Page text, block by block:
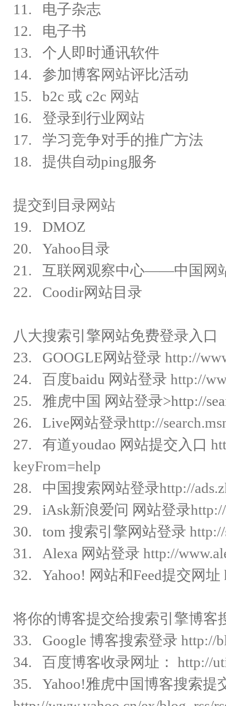
11. 电子杂志
12. 电子书
13. 个人即时通讯软件
14. 参加博客网站评比活动
15. b2c 或 c2c 网站
16. 登录到行业网站
17. 学习竞争对手的推广方法
18. 提供自动ping服务
提交到目录网站
19. DMOZ
20. Yahoo目录
21. 互联网观察中心——中国 网
22. Coodir网站目录
八大搜索引擎网站免费登录入口
23. GOOGLE网站登录 http://
24. 百度baidu 网站登录 http://
25. 雅虎中国 网站登录>http://
26. Live网站登录http://
27. 有道youdao 网站提交入口
keyFrom=help
28. 中国搜索网站登录http://
29. iAsk新浪爱问 网站登录
30. tom 搜索引擎网站登录
31. Alexa 网站登录 http://
32. Yahoo! 网站和Feed提交网址
将你的博客提交给搜索引擎博客
33. Google 博客搜索登录 http://
34. 百度博客收录网址： http://
35. Yahoo!雅虎中国博客搜索提